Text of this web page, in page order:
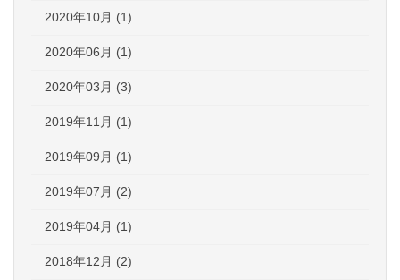
2020年10月 (1)
2020年06月 (1)
2020年03月 (3)
2019年11月 (1)
2019年09月 (1)
2019年07月 (2)
2019年04月 (1)
2018年12月 (2)